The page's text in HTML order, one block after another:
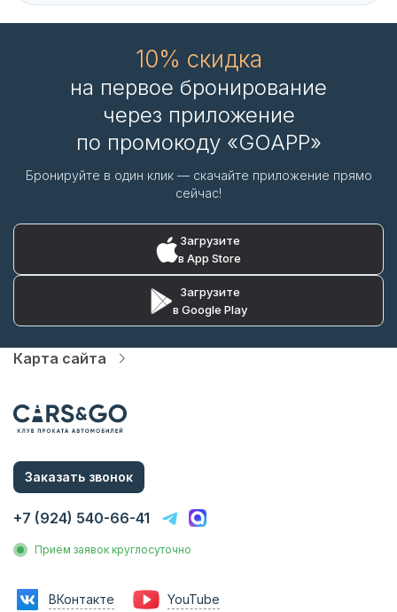
10% скидка
на первое бронирование
через приложение
по промокоду «GOAPP»
Бронируйте в один клик — скачайте приложение прямо
сейчас!
Загрузите
в App Store
Загрузите
в Google Play
Карта сайта
Услуги
О компании
Контакты
Аренда без водителя
Трансфер на вокзал
Трансфер в гостиницу
Франшиза
Фотосессии с авто
Заказать звонок
+7 (924) 540-66-41
Приём заявок круглосуточно
ВКонтакте YouTube